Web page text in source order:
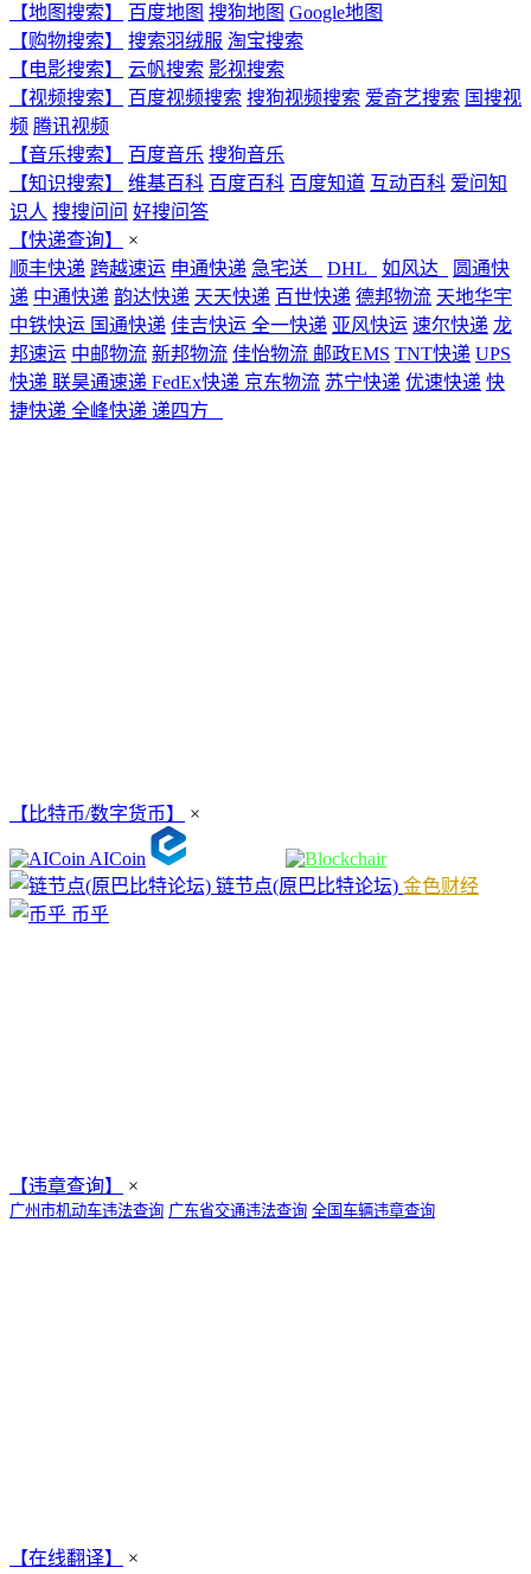
【地图搜索】
百度地图 搜狗地图 Google地图
【购物搜索】
搜索羽绒服 淘宝搜索
【电影搜索】
云帆搜索 影视搜索
【视频搜索】
百度视频搜索 搜狗视频搜索 爱奇艺搜索 国搜视
频 腾讯视频
【音乐搜索】
百度音乐 搜狗音乐
【知识搜索】
维基百科 百度百科 百度知道 互动百科 爱问知
识人 搜搜问问 好搜问答
【快递查询】
×
顺丰快递 跨越速运 申通快递 急宅送 DHL 如风达
圆通快
递 中通快递 韵达快递 天天快递 百世快递 德邦物流 天地华宇
中铁快运 国通快递 佳吉快运 全一快递 亚风快运 速尔快递 龙
邦速运 中邮物流 新邦物流 佳怡物流 邮政EMS TNT快递 UPS
快递 联昊通速递 FedEx快递 京东物流 苏宁快递 优速快递 快
捷快递 全峰快递 递四方
【比特币/数字货币】 ×
AICoin
链节点(原巴比特论坛) 金色财经
币乎
【违章查询】 ×
广州市机动车违法查询 广东省交通违法查询 全国车辆违章查询
【在线翻译】
×